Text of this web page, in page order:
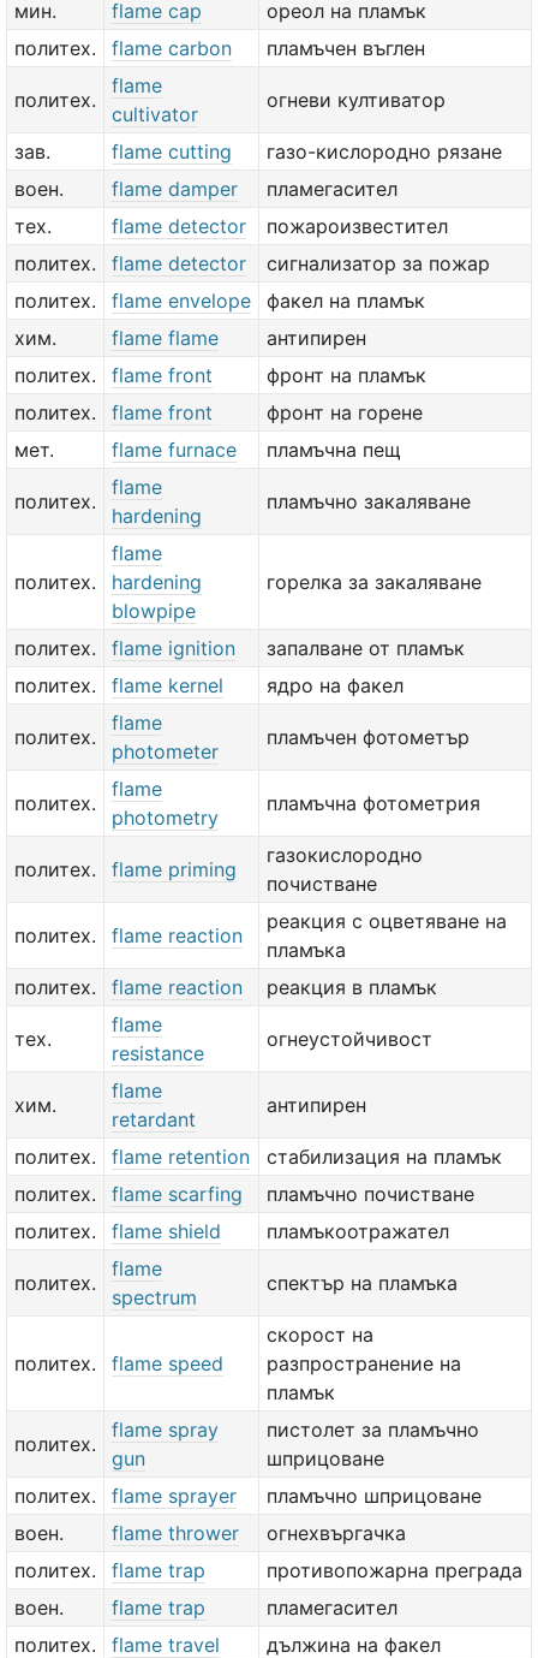
мин. flame cap
ореол на пламък
политех.
flame carbon пламъчен въглен
политех.
flame
cultivator
огневи култиватор
зав. flame cutting
газо-кислородно рязане
воен.
flame damper
пламегасител
тех.
flame detector
пожароизвестител
политех.
flame detector
сигнализатор за пожар
политех.
flame envelope
факел на пламък
хим.
flame flame
антипирен
политех.
flame front
фронт на пламък
политех.
flame front
фронт на горене
мет.
flame furnace пламъчна пещ
политех.
flame
hardening
пламъчно закаляване
политех.
flame
hardening
blowpipe
горелка за закаляване
политех. flame ignition
запалване от пламък
политех.
flame kernel ядро на факел
политех.
flame
photometer
пламъчен фотометър
политех.
flame
photometry
пламъчна фотометрия
политех. flame priming
газокислородно
почистване
политех. flame reaction
реакция с оцветяване на
пламъка
политех.
flame reaction реакция в пламък
тех.
flame
resistance
огнеустойчивост
хим.
flame
retardant
антипирен
политех. flame retention
стабилизация на пламък
политех.
flame scarfing
пламъчно почистване
политех.
flame shield пламъкоотражател
политех.
flame
spectrum
спектър на пламъка
политех. flame speed
скорост на
разпространение на
пламък
политех.
flame spray
gun
пистолет за пламъчно
шприцоване
политех.
flame sprayer
пламъчно шприцоване
воен.
flame thrower
огнехвъргачка
политех.
flame trap
противопожарна преграда
воен.
flame trap
пламегасител
политех.
flame travel
дължина на факел